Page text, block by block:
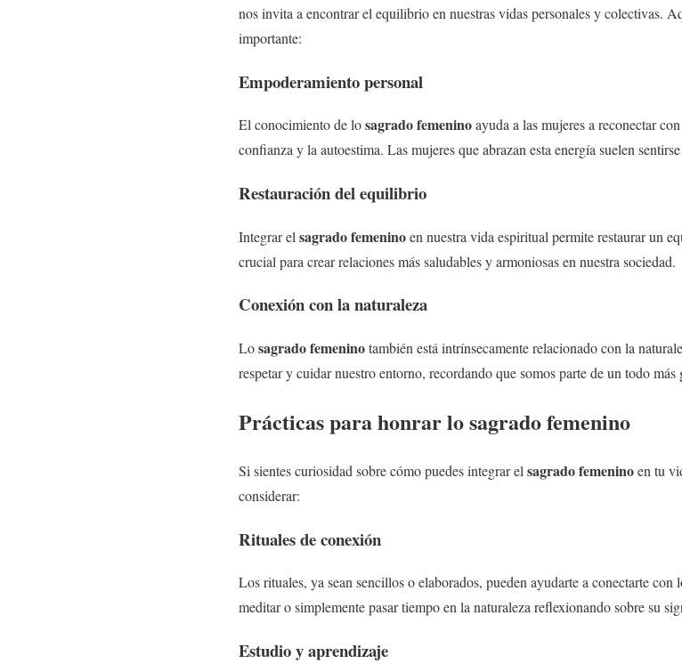
nos invita a encontrar el equilibrio en nuestras vidas personales y colectivas.
importante:
Empoderamiento personal
El conocimiento de losagrado femeninoayuda a las mujeres a reconectar
confianza y la autoestima. Las mujeres que abrazan esta energía suelen
Restauración del equilibrio
Integrar el sagrado femeninoen nuestra vida espiritual permite restaurar un
crucial para crear relaciones más saludables y armoniosas en nuestra sociedad.
Conexión con la naturaleza
Losagrado femeninotambién está intrínsecamente relacionado con la
respetar y cuidar nuestro entorno, recordando que somos parte de un todo más
Prácticas para honrar losagrado femenino
Si sientes curiosidad sobre cómo puedes integrar el sagrado femeninoen tu
considerar:
Rituales de conexión
Los rituales, ya sean sencillos o elaborados, pueden ayudarte a conectarte con
meditar o simplemente pasar tiempo en la naturaleza reflexionando sobre su
Estudio y aprendizaje